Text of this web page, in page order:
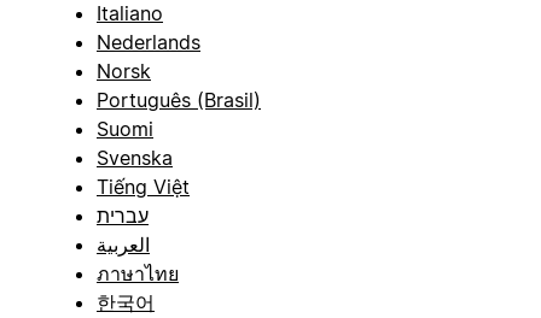
Italiano
Nederlands
Norsk
Português (Brasil)
Suomi
Svenska
Tiếng Việt
עברית
العربية
ภาษาไทย
한국어